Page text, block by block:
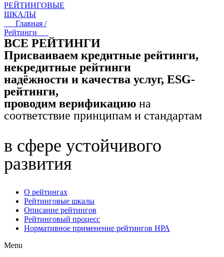
РЕЙТИНГОВЫЕ
ШКАЛЫ
Главная /
Рейтинги
ВСЕ РЕЙТИНГИ
Присваиваем кредитные рейтинги,
некредитные рейтинги
надёжности и качества услуг, ESG-
рейтинги,
проводим верификацию на
соответствие принципам и стандартам
в сфере устойчивого
развития
О рейтингах
Рейтинговые шкалы
Описание рейтингов
Рейтинговый процесс
Нормативное применение рейтингов НРА
Menu